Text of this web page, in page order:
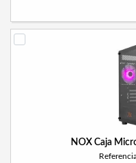
NOX Caja